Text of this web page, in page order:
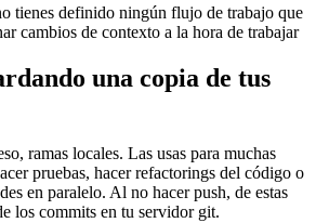
tienes definido ningún flujo de trabajo que
cambios de contexto a la hora de trabajar
una copia de tus
ramas locales. Las usas para muchas
pruebas, hacer refactorings del código o
en paralelo. Al no hacer push, de estas
los commits en tu servidor git.